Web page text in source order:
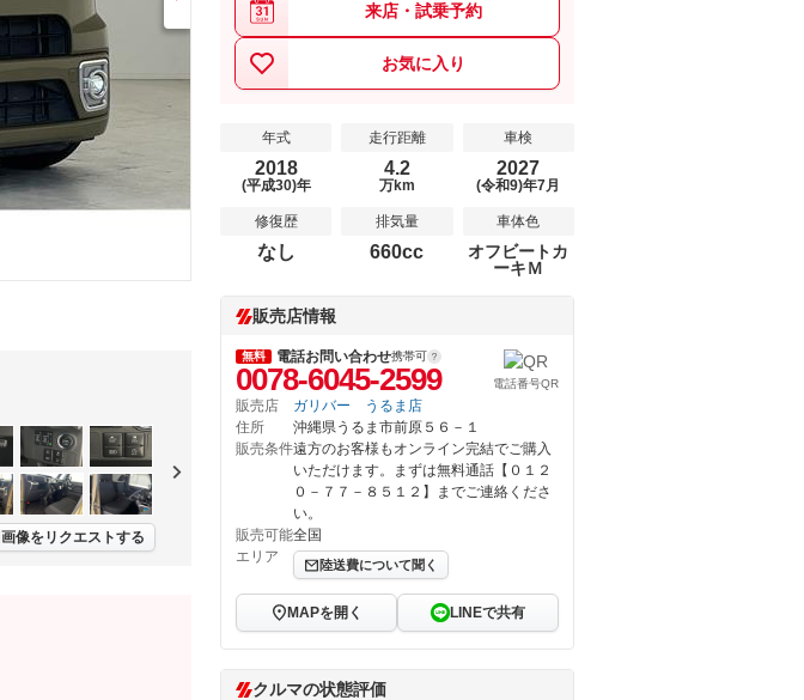
画像をリクエストする
来店・試乗予約
お気に入り
年式
2018
(平成30)年
走行距離
4.2
万km
車検
2027
(令和9)年7月
修復歴
なし
排気量
660cc
車体色
オフビートカ
ーキＭ
販売店情報
無料 電話お問い合わせ携帯可
0078-6045-2599 電話番号QR
販売店
ガリバー うるま店
住所
沖縄県うるま市前原５６－１
販売条件遠方のお客様もオンライン完結でご購入
いただけます。まずは無料通話【０１２
０－７７－８５１２】までご連絡くださ
い。
販売可能
エリア
全国
陸送費について聞く
MAPを開く LINEで共有
クルマの状態評価